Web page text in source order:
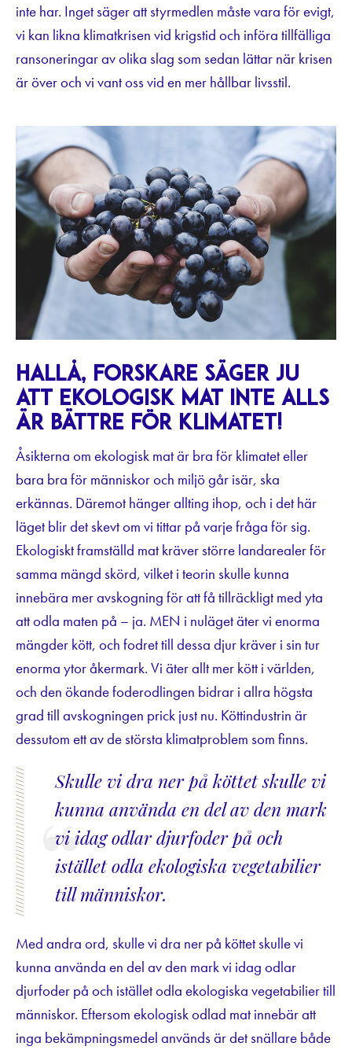
inte har. Inget säger att styrmedlen måste vara för evigt,
vi kan likna klimatkrisen vid krigstid och införa tillfälliga
ransoneringar av olika slag som sedan lättar när krisen
är över och vi vant oss vid en mer hållbar livsstil.
Hallå, forskare säger ju
att ekologisk mat inte alls
är bättre för klimatet!
Åsikterna om ekologisk mat är bra för klimatet eller
bara bra för människor och miljö går isär, ska
erkännas. Däremot hänger allting ihop, och i det här
läget blir det skevt om vi tittar på varje fråga för sig.
Ekologiskt framställd mat kräver större landarealer för
samma mängd skörd, vilket i teorin skulle kunna
innebära mer avskogning för att få tillräckligt med yta
att odla maten på – ja. MEN i nuläget äter vi enorma
mängder kött, och fodret till dessa djur kräver i sin tur
enorma ytor åkermark. Vi äter allt mer kött i världen,
och den ökande foderodlingen bidrar i allra högsta
grad till avskogningen prick just nu. Köttindustrin är
dessutom ett av de största klimatproblem som finns.
Skulle vi dra ner på köttet skulle vi
kunna använda en del av den mark
vi idag odlar djurfoder på och
istället odla ekologiska vegetabilier
till människor.
Med andra ord, skulle vi dra ner på köttet skulle vi
kunna använda en del av den mark vi idag odlar
djurfoder på och istället odla ekologiska vegetabilier till
människor. Eftersom ekologisk odlad mat innebär att
inga bekämpningsmedel används är det snällare både